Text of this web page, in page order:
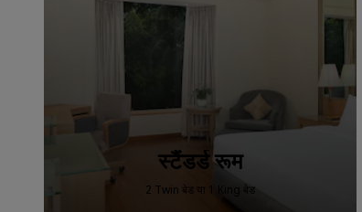
स्टैंडर्ड रूम
2 Twin बेड या 1 King बेड